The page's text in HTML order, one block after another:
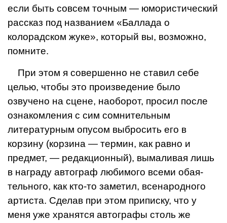
если быть совсем точным — юморис­тический
рассказ под названием «Баллада о
колорадском жуке», кото­рый вы, возможно,
помните.
При этом я совершенно не ставил себе
целью, чтобы это произведение было
озвучено на сцене, наоборот, просил после
ознакомления с сим со­мнительным
литературным опусом выбросить его в
корзину (корзина — термин, как равно и
предмет, — редак­ционный), вымаливая лишь
в награ­ду автограф любимого всеми обая­
тельного, как кто-то заметил, всена­родного
артиста. Сделав при этом приписку, что у
меня уже хранятся ав­тографы столь же